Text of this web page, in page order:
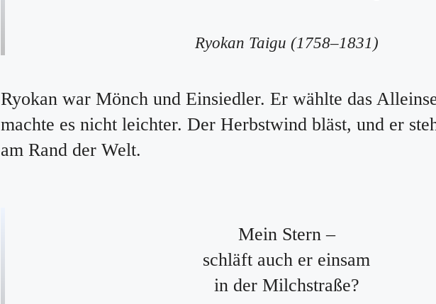
Ryokan Taigu (1758–1831)
Ryokan war Mönch und Einsiedler. Er wählte das
machte es nicht leichter. Der Herbstwind bläst, und er
am Rand der Welt.
Mein Stern –
schläft auch er einsam
in der Milchstraße?